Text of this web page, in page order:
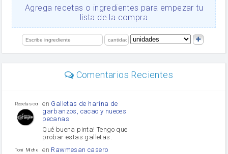
Ajos
salsa de soja
limón
Agrega recetas o ingredientes para empezar tu
lista de la compra
Comentarios Recientes
Recetas con sazon
en Galletas de harina de
garbanzos, cacao y nueces
pecanas
Qué buena pinta! Tengo que
probar estas galletas.
Toni Michel Caubet
en Rawmesan casero